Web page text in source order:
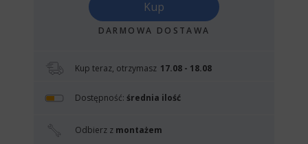
Kup
DARMOWA DOSTAWA
Kup teraz, otrzymasz 17.08 - 18.08
Dostępność: średnia ilość
Odbierz z montażem